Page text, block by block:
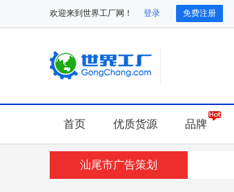
欢迎来到世界工厂网！ 登录 免费注册
首页 优质货源 品牌
汕尾市广告策划